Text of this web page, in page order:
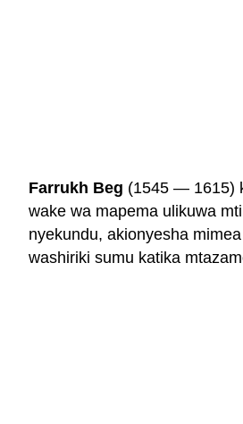
Farrukh Beg (1545 — 1615)
wake wa mapema ulikuwa
nyekundu, akionyesha
washiriki sumu katika